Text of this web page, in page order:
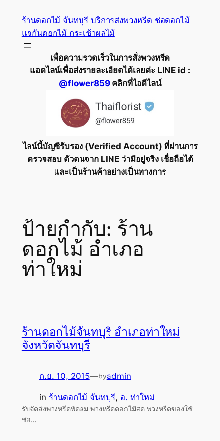
เนื้อหา
ร้านดอกไม้ จันทบุรี บริการส่งพวงหรีด ช่อดอกไม้
แจกันดอกไม้ กระเช้าผลไม้
เพื่อความรวดเร็วในการสั่งพวงหรีด
แอดไลน์เพื่อส่งรายละเอียดได้เลยค่ะ LINE id :
@flower859 คลิกที่ไอดีไลน์
ไลน์นี้บัญชีรับรอง (Verified Account) ที่ผ่านการ
ตรวจสอบ ตัวตนจาก LINE ว่ามีอยู่จริง เชื่อถือได้
และเป็นร้านค้าอย่างเป็นทางการ
ป้ายกำกับ: ร้าน
ดอกไม้ อำเภอ
ท่าใหม่
ร้านดอกไม้จันทบุรี อำเภอท่าใหม่
จังหวัดจันทบุรี
ก.ย. 10, 2015—byadmin
in ร้านดอกไม้ จันทบุรี, อ. ท่าใหม่
รับจัดส่งพวงหรีดพัดลม พวงหรีดดอกไม้สด พวงหรีดของใช้
ช่อ…